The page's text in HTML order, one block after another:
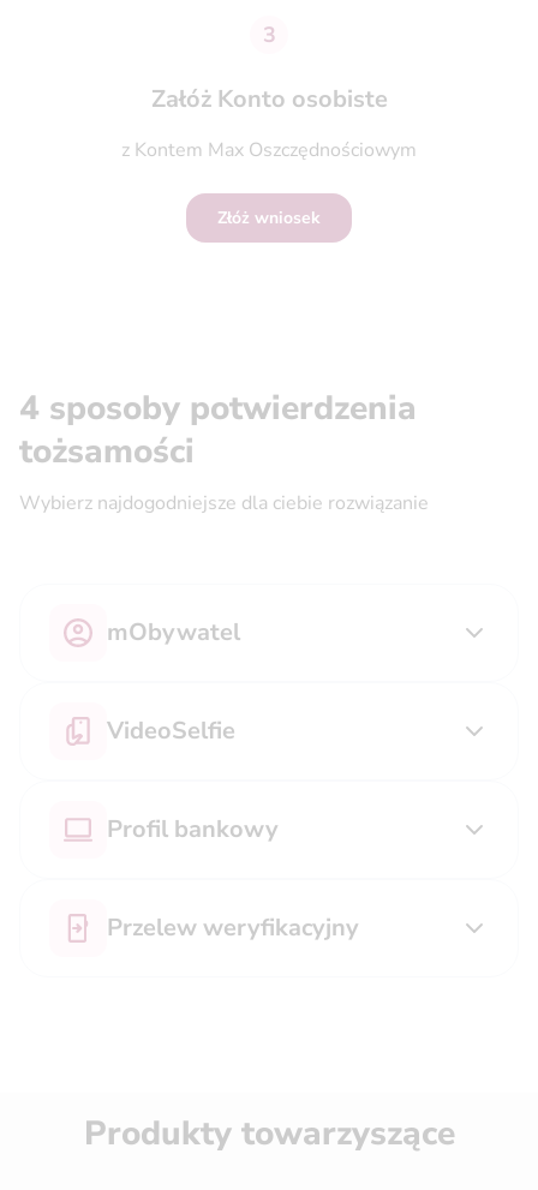
3
Załóż Konto osobiste
z Kontem Max Oszczędnościowym
Złóż wniosek
4 sposoby potwierdzenia
tożsamości
Wybierz najdogodniejsze dla ciebie rozwiązanie
mObywatel
VideoSelfie
Profil bankowy
Przelew weryfikacyjny
Produkty towarzyszące